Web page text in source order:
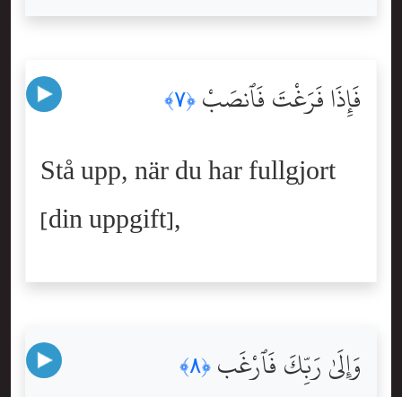
فَإِذَا فَرَغْتَ فَٱنصَبْ ﴿٧﴾
Stå upp, när du har fullgjort
[din uppgift],
وَإِلَىٰ رَبِّكَ فَٱرْغَب ﴿٨﴾